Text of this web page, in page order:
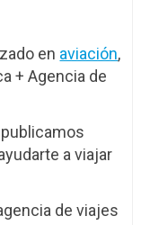
en aviación,
+ Agencia de
publicamos
a viajar
de viajes